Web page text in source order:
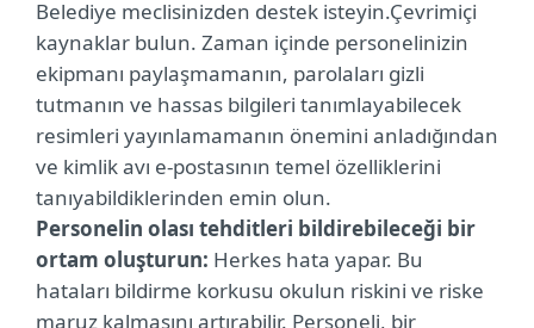
Belediye meclisinizden destek isteyin.Çevrimiçi
kaynaklar bulun. Zaman içinde personelinizin
ekipmanı paylaşmamanın, parolaları gizli
tutmanın ve hassas bilgileri tanımlayabilecek
resimleri yayınlamamanın önemini anladığından
ve kimlik avı e-postasının temel özelliklerini
tanıyabildiklerinden emin olun.
Personelin olası tehditleri bildirebileceği bir
ortam oluşturun: Herkes hata yapar. Bu
hataları bildirme korkusu okulun riskini ve riske
maruz kalmasını artırabilir. Personeli, bir